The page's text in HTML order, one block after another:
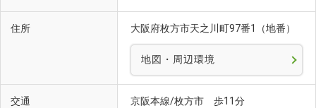
住所 大阪府枚方市天之川町97番1（地番）
地図・周辺環境
交通
京阪本線/枚方市 歩11分